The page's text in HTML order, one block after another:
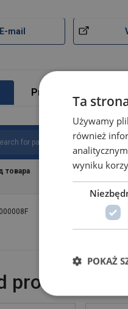
E-mail
Product information
товара
WLL
ton
products
Ta
Używamy
również
wyniku
POKAŻ